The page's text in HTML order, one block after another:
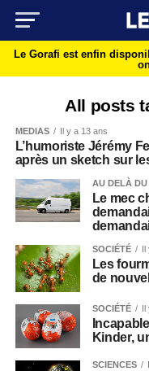
Le Gorafi est enfin
All posts
MEDIAS Il y a 13 ans
L’humoriste Jérémy
après un sketch sur
AU DELÀ DU
Le mec
SOCIÉTÉ Il
Les
de
SOCIÉTÉ
Kinder,
SCIENCES